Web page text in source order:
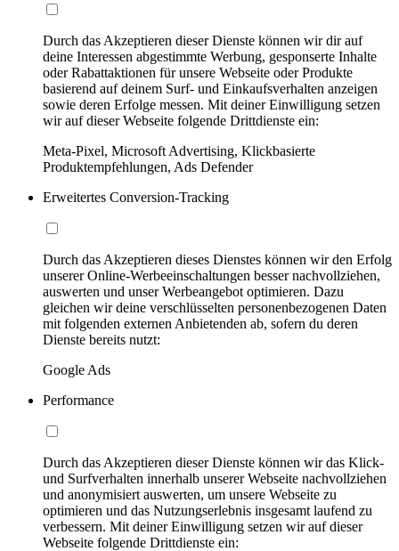
Durch das Akzeptieren dieser Dienste können wir dir auf
deine Interessen abgestimmte Werbung, gesponserte Inhalte
oder Rabattaktionen für unsere Webseite oder Produkte
basierend auf deinem Surf- und Einkaufsverhalten anzeigen
sowie deren Erfolge messen. Mit deiner Einwilligung setzen
wir auf dieser Webseite folgende Drittdienste ein:
Meta-Pixel, Microsoft Advertising, Klickbasierte
Produktempfehlungen, Ads Defender
Erweitertes Conversion-Tracking
Durch das Akzeptieren dieses Dienstes können wir den Erfolg
unserer Online-Werbeeinschaltungen besser nachvollziehen,
auswerten und unser Werbeangebot optimieren. Dazu
gleichen wir deine verschlüsselten personenbezogenen Daten
mit folgenden externen Anbietenden ab, sofern du deren
Dienste bereits nutzt:
Google Ads
Performance
Durch das Akzeptieren dieser Dienste können wir das Klick-
und Surfverhalten innerhalb unserer Webseite nachvollziehen
und anonymisiert auswerten, um unsere Webseite zu
optimieren und das Nutzungserlebnis insgesamt laufend zu
verbessern. Mit deiner Einwilligung setzen wir auf dieser
Webseite folgende Drittdienste ein: